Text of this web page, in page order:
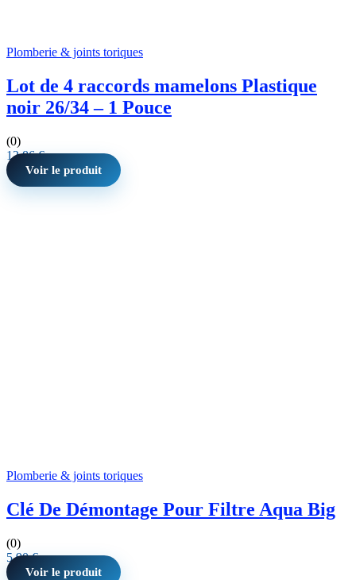
Plomberie & joints toriques
Lot de 4 raccords mamelons Plastique
noir 26/34 – 1 Pouce
(0)
12,86€
Voir le produit
Plomberie & joints toriques
Clé De Démontage Pour Filtre Aqua Big
(0)
5,90€
Voir le produit